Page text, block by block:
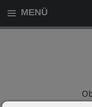
MENÜ